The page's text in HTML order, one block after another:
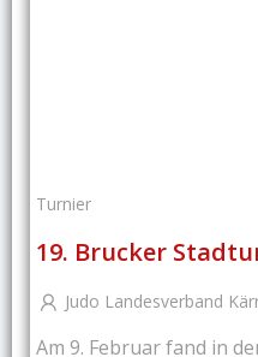
Turnier
19. Brucker
Judo Landesverband
Am 9. Februar fand in